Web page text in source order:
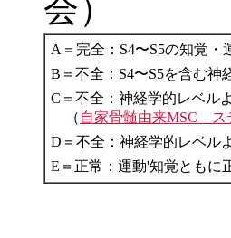
会）
A＝完全：S4〜S5の知覚・
B＝不全：S4〜S5を含む
C＝不全：神経学的レベル
（ 自家骨髄由来MSC ス
D＝不全：神経学的レベル
E＝正常：運動'知覚ともに